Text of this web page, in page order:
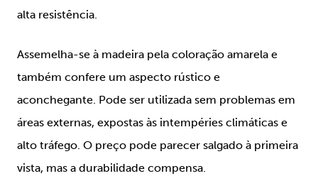
alta resistência.
Assemelha-se à madeira pela coloração amarela e
também confere um aspecto rústico e
aconchegante. Pode ser utilizada sem problemas em
áreas externas, expostas às intempéries climáticas e
alto tráfego. O preço pode parecer salgado à primeira
vista, mas a durabilidade compensa.